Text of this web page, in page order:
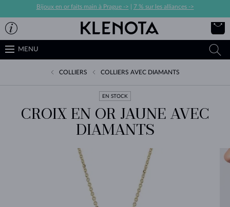
Bijoux en or faits main à Prague -> 7 % sur les alliances ->
MENU
COLLIERS COLLIERS AVEC DIAMANTS
EN STOCK
CROIX EN OR JAUNE AVEC
DIAMANTS